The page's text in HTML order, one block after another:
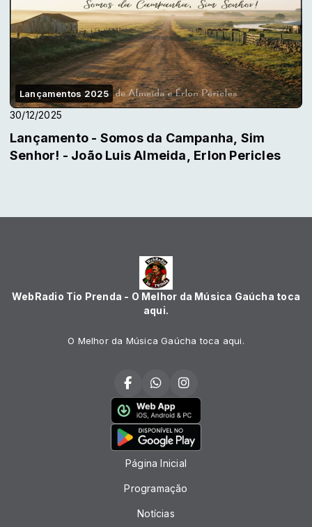
Lançamentos 2025
30/12/2025
Lançamento - Somos da Campanha, Sim
Senhor! - João Luis Almeida, Erlon Pericles
WebRadio Tio Prenda - O Melhor da Música Gaúcha toca
aqui.
O Melhor da Música Gaúcha toca aqui.
Página Inicial
Programação
Notícias